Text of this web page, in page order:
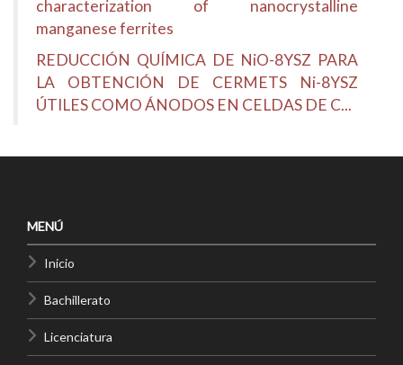
characterization of nanocrystalline
manganese ferrites
REDUCCIÓN QUÍMICA DE NiO-8YSZ PARA
LA OBTENCIÓN DE CERMETS Ni-8YSZ
ÚTILES COMO ÁNODOS EN CELDAS DE C...
MENÚ
Inicio
Bachillerato
Licenciatura